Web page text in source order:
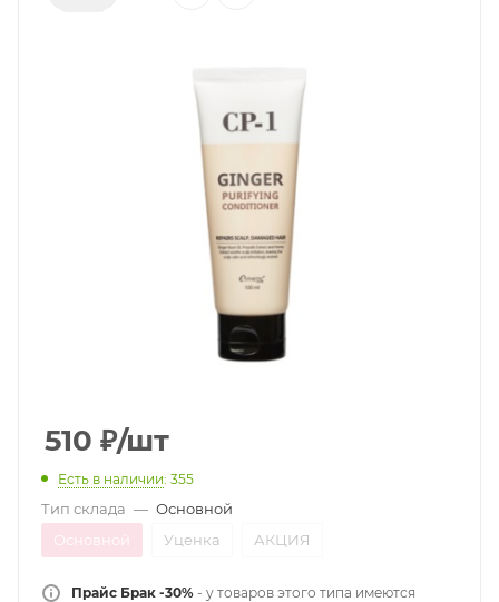
510 ₽/шт
Есть в наличии: 355
Тип склада — Основной
Основной
Уценка АКЦИЯ
Прайс Брак -30% - у товаров этого типа имеются